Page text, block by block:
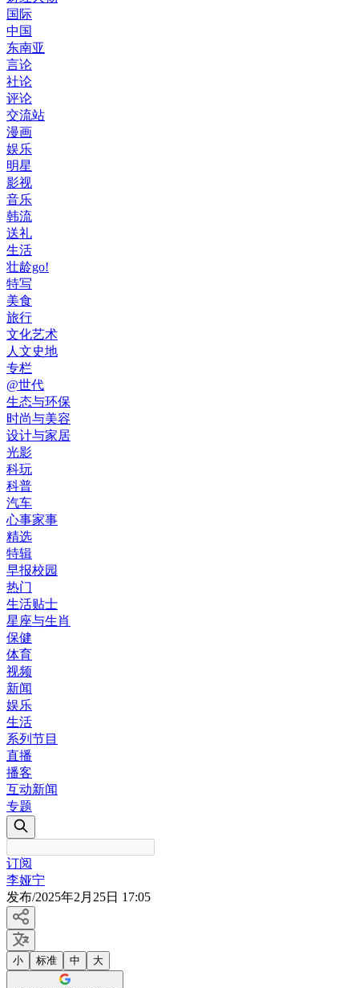
国际
中国
东南亚
言论
社论
评论
交流站
漫画
娱乐
明星
影视
音乐
韩流
送礼
生活
壮龄go!
特写
美食
旅行
文化艺术
人文史地
专栏
@世代
生态与环保
时尚与美容
设计与家居
光影
科玩
科普
汽车
心事家事
精选
特辑
早报校园
热门
生活贴士
星座与生肖
保健
体育
视频
新闻
娱乐
生活
系列节目
直播
播客
互动新闻
专题
订阅
李娅宁
发布/2025年2月25日 17:05
小 标准 中 大